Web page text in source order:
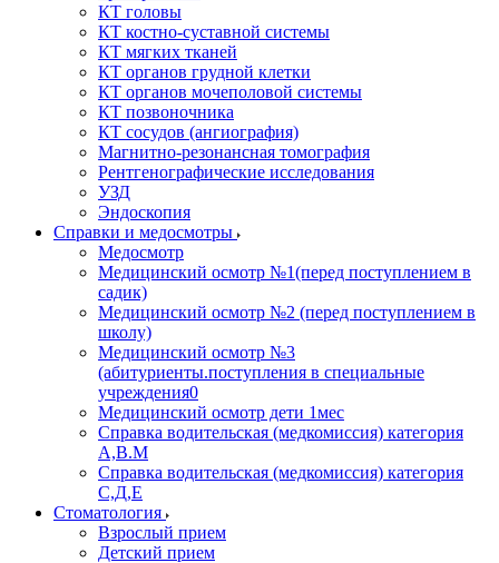
КТ головы
КТ костно-суставной системы
КТ мягких тканей
КТ органов грудной клетки
КТ органов мочеполовой системы
КТ позвоночника
КТ сосудов (ангиография)
Магнитно-резонансная томография
Рентгенографические исследования
УЗД
Эндоскопия
Справки и медосмотры
Медосмотр
Медицинский осмотр №1(перед поступлением в
садик)
Медицинский осмотр №2 (перед поступлением в
школу)
Медицинский осмотр №3
(абитуриенты.поступления в специальные
учреждения0
Медицинский осмотр дети 1мес
Справка водительская (медкомиссия) категория
А,В.М
Справка водительская (медкомиссия) категория
С,Д,Е
Стоматология
Взрослый прием
Детский прием